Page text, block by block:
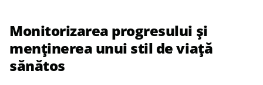
Monitorizarea progresului și
menținerea unui stil de viață
sănătos